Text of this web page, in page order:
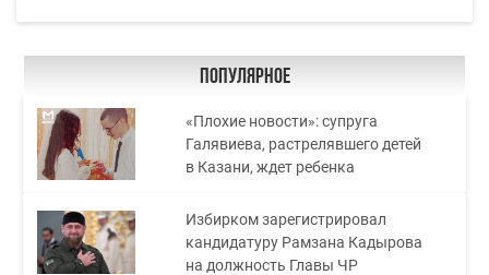
Популярное
«Плохие новости»: супруга
Галявиева, растрелявшего детей
в Казани, ждет ребенка
Избирком зарегистрировал
кандидатуру Рамзана Кадырова
на должность Главы ЧР